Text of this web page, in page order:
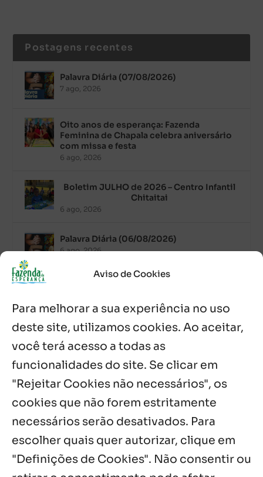
Aviso de Cookies
Para melhorar a sua experiência no uso
deste site, utilizamos cookies. Ao aceitar,
você terá acesso a todas as
funcionalidades do site. Se clicar em
"Rejeitar Cookies não necessários", os
cookies que não forem estritamente
necessários serão desativados. Para
escolher quais quer autorizar, clique em
"Definições de Cookies". Não consentir ou
Postagens recentes
Palavra Diária (07/08/2026)
7 ago, 2026
Oito anos de esperança: Fazenda
Feminina de Chapala celebra aniversário
com missa e festa
6 ago, 2026
Boletim JULHO de 2026 – Centro Infantil
Chitaitai
6 ago, 2026
Palavra Diária (06/08/2026)
6 ago, 2026
de Guadalajara
Fazenda Dom Mário comemora 5 anos
com testemunhos e missa em São
Cristóvão
5 ago, 2026
Notícias por Categoria